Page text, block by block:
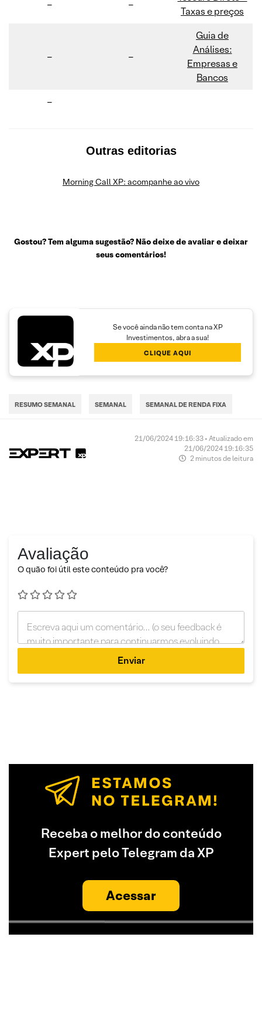
– –
Taxas e preços
– –
Guia de
Análises:
Empresas e
Bancos
–
Outras editorias
Morning Call XP: acompanhe ao vivo
Gostou? Tem alguma sugestão? Não deixe de avaliar e deixar
seus comentários!
Se você ainda não tem conta na XP
Investimentos, abra a sua!
CLIQUE AQUI
RESUMO SEMANAL SEMANAL SEMANAL DE RENDA FIXA
21/06/2024 19:16:33 • Atualizado em
21/06/2024 19:16:35
2 minutos de leitura
Avaliação
O quão foi útil este conteúdo pra você?
Enviar
Receba o melhor do conteúdo
Expert pelo Telegram da XP
Acessar